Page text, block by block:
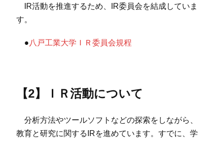
IR活動を推進するため、IR委員会を結成していま
す。
●八戸工業大学ＩＲ委員会規程
【2】ＩＲ活動について
分析方法やツールソフトなどの探索をしながら、
教育と研究に関するIRを進めています。すでに、学